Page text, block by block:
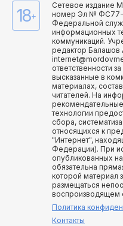
18+
Сетевое издание
номер Эл № ФС77-
Федеральной
информационных
коммуникаций.
редактор
ответственности
высказанные в
материалах,
читателей. На
технологии
сбора,
относящихся к
"Интернет",
Федерации). При
опубликованных
обязательна
которой материал
размещаться
воспроизводящем
Политика
Контакты